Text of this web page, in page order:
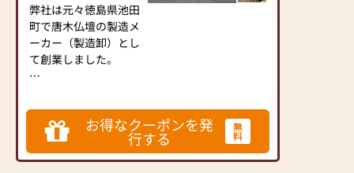
弊社は元々徳島県池田
町で唐木仏壇の製造メ
ーカー（製造卸）とし
て創業しました。
50年目を迎えます。現
在は仏壇・仏具・墓
石・満中陰のギフトな
どを小売業を営んでい
お得なクーポンを発
行する
無
料